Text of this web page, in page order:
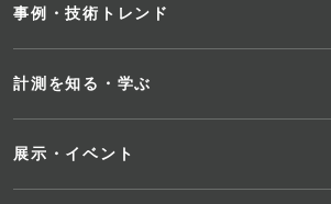
ー
メ
ュ
事例・技術トレンド
計測を知る・学ぶ
展示・イベント